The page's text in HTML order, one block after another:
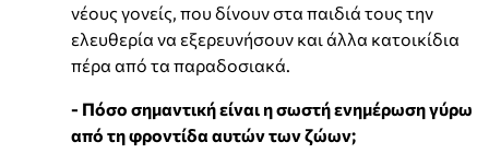
νέους γονείς, που δίνουν στα παιδιά τους την
ελευθερία να εξερευνήσουν και άλλα κατοικίδια
πέρα από τα παραδοσιακά.
- Πόσο σημαντική είναι η σωστή ενημέρωση γύρω
από τη φροντίδα αυτών των ζώων;